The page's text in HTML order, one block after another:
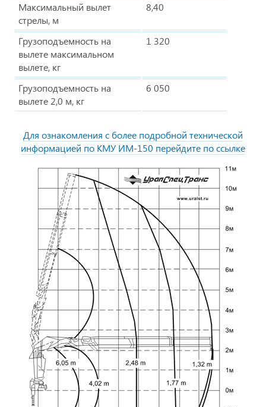
Максимальный вылет
стрелы, м
8,40
Грузоподъемность на
вылете максимальном
вылете, кг
1 320
Грузоподъемность на
вылете 2,0 м, кг
6 050
Для ознакомления с более подробной технической
информацией по КМУ ИМ-150 перейдите по ссылке